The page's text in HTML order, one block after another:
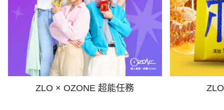
ZLO × OZONE 超能任務